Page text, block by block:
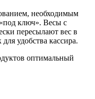
необходимым
ключ». Весы с
пересылают вес в
удобства кассира.
оптимальный